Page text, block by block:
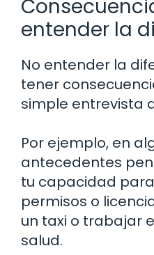
entender la
No entender la
tener
simple entrevista
Por ejemplo, en
antecedentes
tu capacidad
permisos o
un taxi o trabajar
salud.